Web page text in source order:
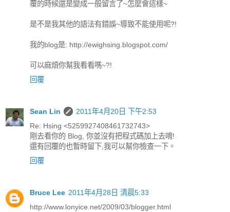
覆的時候還是變成一般留言了~怎麼會這樣~
是不是我其他的語法有錯誤~導致不能使用呢?!
我的blog是: http://ewighsing.blogspot.com/
可以麻煩你幫我看看嗎~?!
回覆
Sean Lin
2011年4月20日 下午2:53
Re: Hsing <5259927408461732743>
剛去看你的 Blog, 你並沒有把程式碼加上去唷!
還有回覆的也暫時留下,我可以幫你檢查一下。
回覆
Bruce Lee 2011年4月28日 清晨5:33
http://www.lonyice.net/2009/03/blogger.html